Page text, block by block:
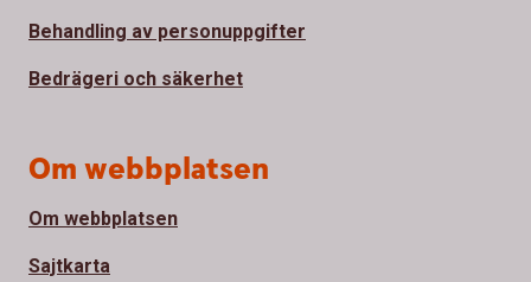
Behandling av personuppgifter
Bedrägeri och säkerhet
Om webbplatsen
Om webbplatsen
Sajtkarta